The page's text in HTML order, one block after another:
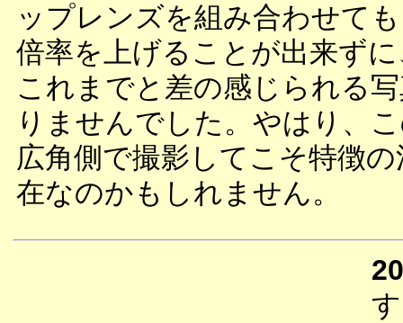
ップレンズを組み合わせて
倍率を上げることが出来ず
これまでと差の感じられる
りませんでした。やはり、
広角側で撮影してこそ特徴
在なのかもしれません。